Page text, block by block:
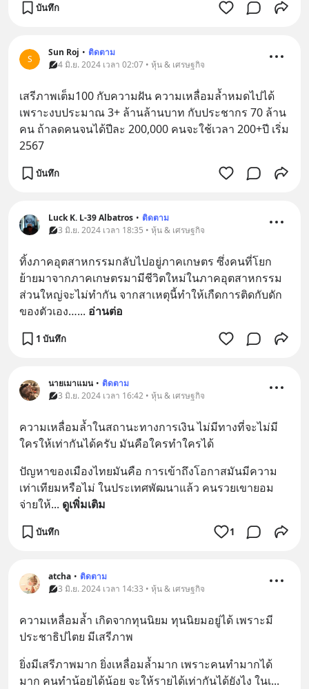
บันทึก
S
Sun Roj • ติดตาม
4 มิ.ย. 2024 เวลา 02:07 • หุ้น & เศรษฐกิจ
เสรีภาพเต็ม100 กับความฝัน ความเหลื่อมล้ำหมดไปได้
เพราะงบประมาณ 3+ ล้านล้านบาท กับประชากร 70 ล้าน
คน ถ้าลดคนจนได้ปีละ 200,000 คนจะใช้เวลา 200+ปี เริ่ม
2567
บันทึก
Luck K. L-39 Albatros • ติดตาม
3 มิ.ย. 2024 เวลา 18:35 • หุ้น & เศรษฐกิจ
ทิ้งภาคอุตสาหกรรมกลับไปอยู่ภาคเกษตร ซึ่งคนที่โยก
ย้ายมาจากภาคเกษตรมามีชีวิตใหม่ในภาคอุตสาหกรรม
ส่วนใหญ่จะไม่ทำกัน จากสาเหตุนี้ทำให้เกืดการติดกับดัก
ของตัวเอง…... อ่านต่อ
1 บันทึก
นายเมาแมน • ติดตาม
3 มิ.ย. 2024 เวลา 16:42 • หุ้น & เศรษฐกิจ
ความเหลื่อมล้ำในสถานะทางการเงิน ไม่มีทางที่จะไม่มี
ใครให้เท่ากันได้ครับ มันคือใครทำใครได้
ปัญหาของเมืองไทยมันคือ การเข้าถึงโอกาสมันมีความ
เท่าเทียมหรือไม่ ในประเทศพัฒนาแล้ว คนรวยเขายอม
จ่ายให้... ดูเพิ่มเติม
บันทึก 1
atcha • ติดตาม
3 มิ.ย. 2024 เวลา 14:33 • หุ้น & เศรษฐกิจ
ความเหลื่อมล้ำ เกิดจากทุนนิยม ทุนนิยมอยู่ได้ เพราะมี
ประชาธิปไตย มีเสรีภาพ
ยิ่งมีเสรีภาพมาก ยิ่งเหลื่อมล้ำมาก เพราะคนทำมากได้
มาก คนทำน้อยได้น้อย จะให้รายได้เท่ากันได้ยังไง ในเ...